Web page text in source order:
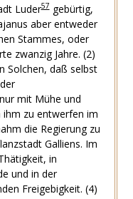
Luder57gebürtig,
aber entweder
Stammes, oder
zwanzig Jahre. (2)
Solchen, daß selbst
mit Mühe und
zu entwerfen im
die Regierung zu
Galliens. Im
in
und in der
Freigebigkeit. (4)